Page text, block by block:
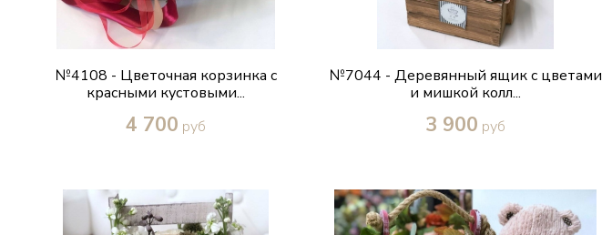
№4108 - Цветочная корзинка с
красными кустовыми...
4 700 руб
№7044 - Деревянный ящик с цветами
и мишкой колл...
3 900 руб